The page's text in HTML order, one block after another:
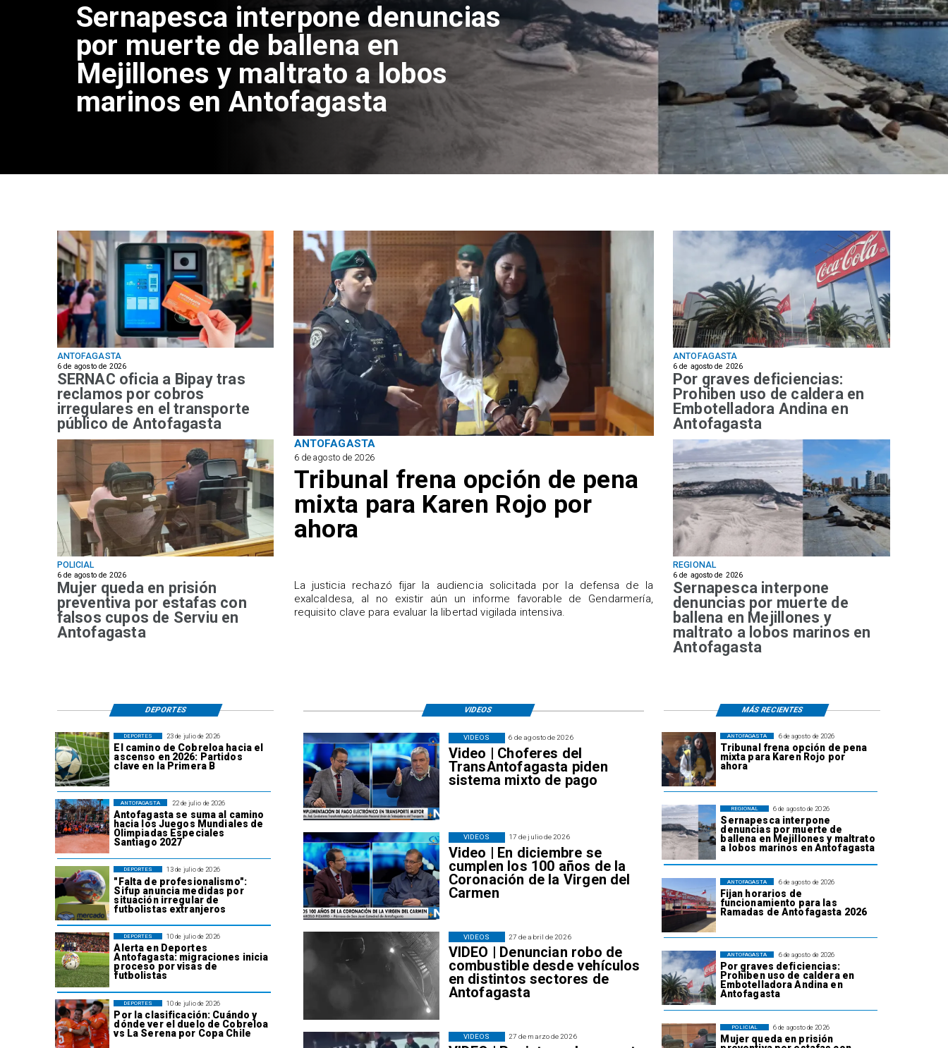
Sernapesca interpone denuncias
por muerte de ballena en
Mejillones y maltrato a lobos
marinos en Antofagasta
ANTOFAGASTA
6 de agosto de 2026
SERNAC oficia a Bipay tras
reclamos por cobros
irregulares en el transporte
público de Antofagasta
ANTOFAGASTA
6 de agosto de 2026
Tribunal frena opción de pena
mixta para Karen Rojo por
ahora
​La justicia rechazó fijar la audiencia solicitada por la defensa de la
exalcaldesa, al no existir aún un informe favorable de Gendarmería,
requisito clave para evaluar la libertad vigilada intensiva.
POLICIAL
6 de agosto de 2026
Mujer queda en prisión
preventiva por estafas con
falsos cupos de Serviu en
Antofagasta
ANTOFAGASTA
6 de agosto de 2026
Por graves deficiencias:
Prohiben uso de caldera en
Embotelladora Andina en
Antofagasta
REGIONAL
6 de agosto de 2026
Sernapesca interpone
denuncias por muerte de
ballena en Mejillones y
maltrato a lobos marinos en
Antofagasta
6 de agosto de 2026
Tribunal frena opción de pena
mixta para Karen Rojo por
ahora
ANTOFAGASTA
6 de agosto de 2026
Sernapesca interpone
denuncias por muerte de
ballena en Mejillones y maltrato
a lobos marinos en Antofagasta
REGIONAL
6 de agosto de 2026
Fijan horarios de
funcionamiento para las
Ramadas de Antofagasta 2026
ANTOFAGASTA
6 de agosto de 2026
Por graves deficiencias:
Prohiben uso de caldera en
Embotelladora Andina en
Antofagasta
ANTOFAGASTA
6 de agosto de 2026
Mujer queda en prisión
POLICIAL
23 de julio de 2026
El camino de Cobreloa hacia el
ascenso en 2026: Partidos
clave en la Primera B
DEPORTES
22 de julio de 2026
Antofagasta se suma al camino
hacia los Juegos Mundiales de
Olimpiadas Especiales
Santiago 2027
ANTOFAGASTA
13 de julio de 2026
"Falta de profesionalismo":
Sifup anuncia medidas por
situación irregular de
futbolistas extranjeros
DEPORTES
10 de julio de 2026
Alerta en Deportes
Antofagasta: migraciones inicia
proceso por visas de
futbolistas
DEPORTES
10 de julio de 2026
Por la clasificación: Cuándo y
dónde ver el duelo de Cobreloa
vs La Serena por Copa Chile
DEPORTES
6 de agosto de 2026
Video | Choferes del
TransAntofagasta piden
sistema mixto de pago
VIDEOS
17 de julio de 2026
Video | En diciembre se
cumplen los 100 años de la
Coronación de la Virgen del
Carmen
VIDEOS
27 de abril de 2026
VIDEO | Denuncian robo de
combustible desde vehículos
en distintos sectores de
Antofagasta
VIDEOS
27 de marzo de 2026
VIDEOS
VIDEOS
DEPORTES MÁS RECIENTES